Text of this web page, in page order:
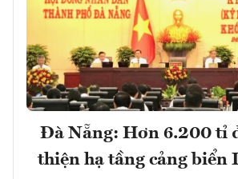
Đà Nẵng: Hơn 6.200 tỉ
thiện hạ tầng cảng biển